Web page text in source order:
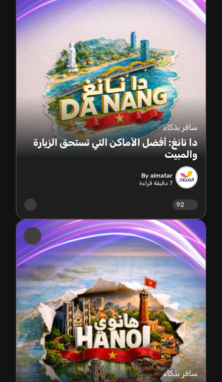
سافر بذكاء
دا نانغ: أفضل الأماكن التي تستحق الزيارة
والمبيت
By almatar
7 دقيقة قراءة
سافر بذكاء